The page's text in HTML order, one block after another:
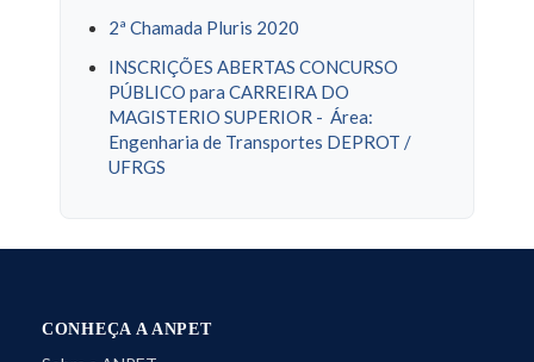
2ª Chamada Pluris 2020
INSCRIÇÕES ABERTAS CONCURSO
PÚBLICO para CARREIRA DO
MAGISTERIO SUPERIOR - Área:
Engenharia de Transportes DEPROT /
UFRGS
CONHEÇA A ANPET